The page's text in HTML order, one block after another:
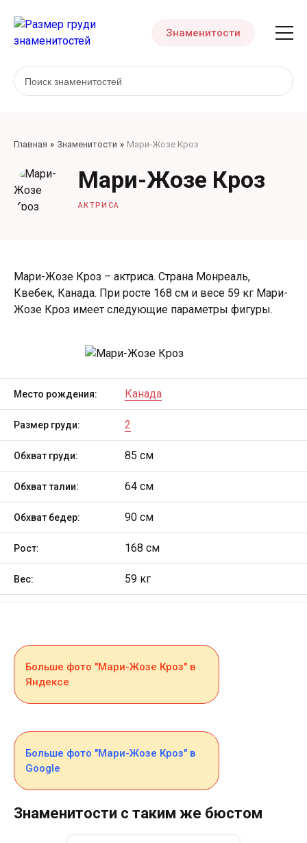
Знаменитости
Главная Знаменитости Мари-Жозе Кроз
Мари-Жозе Кроз
АКТРИСА
Мари-Жозе Кроз – актриса. Страна Монреаль,
Квебек, Канада. При росте 168 см и весе 59 кг Мари-
Жозе Кроз имеет следующие параметры фигуры.
Место рождения: Канада
Размер груди: 2
Обхват груди: 85 см
Обхват талии: 64 см
Обхват бедер: 90 см
Рост: 168 см
Вес: 59 кг
Больше фото "Мари-Жозе Кроз" в
Яндексе
Больше фото "Мари-Жозе Кроз" в
Google
Знаменитости с таким же бюстом